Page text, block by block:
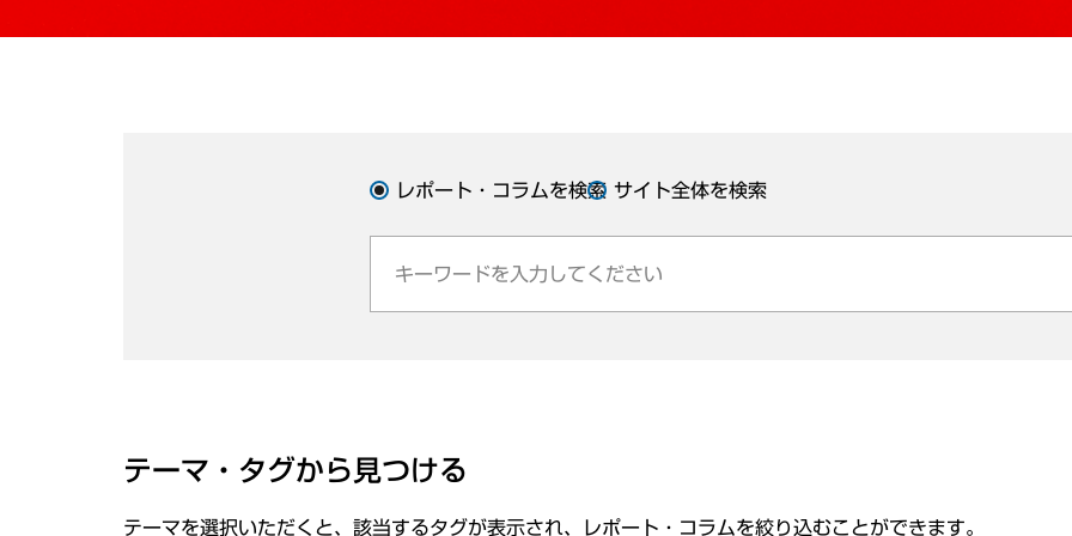
レポート・コラムを検索 サイト全体を検索
テーマ・タグから見つける
テーマを選択いただくと、該当するタグが表示され、レポート・コラムを絞り込むことができます。